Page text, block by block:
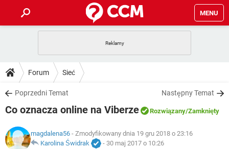
MENU
GRY
SPOTIFY
INSTAGRAM FACEBOOK
WINDOWS 10
PORADY
PlayStation
INSTAGRAM FACEBOOK
DO POBRANIA
ANDROID TIKTOK
GRY
IOS NETFLIX
COVID-19 TIKTOK
ARTYKUŁY
Forum Sieć
Poprzedni Temat Następny Temat
Co oznacza online na Viberze Rozwiązany/Zamknięty
magdalena56 - Zmodyfikowany dnia 19 gru 2018 o 23:16
Karolina Świdrak
- 30 maj 2017 o 10:26